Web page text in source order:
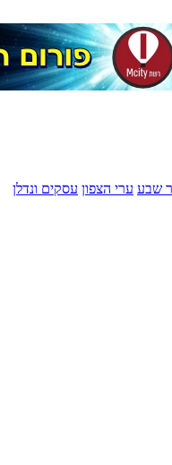
שבע ערי הצפון עסקים ונדלן